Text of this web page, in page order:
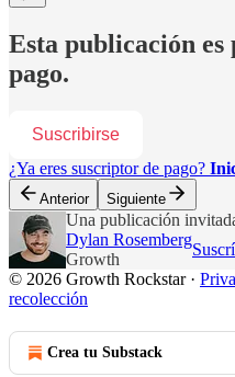
Esta publicación es
pago.
Suscribirse
¿Ya eres suscriptor de pago?
Anterior Siguiente
Una publicación
Dylan Rosemberg
Growth
© 2026 Growth Rockstar·
recolección
Crea tu Substack